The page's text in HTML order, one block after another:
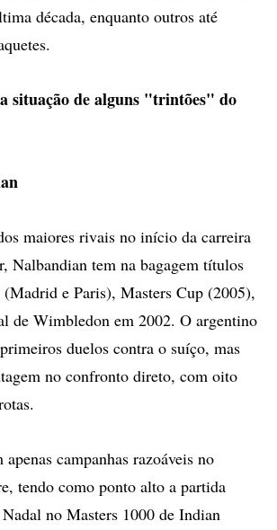
década, enquanto outros até
situação de alguns "trintões" do
maiores rivais no início da carreira
Nalbandian tem na bagagem títulos
(Madrid e Paris), Masters Cup (2005),
de Wimbledon em 2002. O argentino
duelos contra o suíço, mas
no confronto direto, com oito
campanhas razoáveis no
tendo como ponto alto a partida
no Masters 1000 de Indian